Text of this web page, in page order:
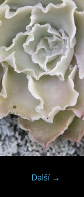
Další →